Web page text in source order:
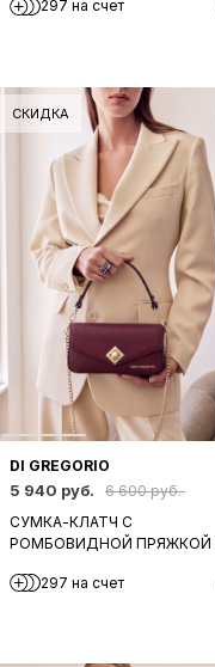
СЕРЕБРИСТОМ ЦВЕТЕ
297 на счет
СКИДКА
DI GREGORIO
5 940 руб.
6 600 руб.
СУМКА-КЛАТЧ С
РОМБОВИДНОЙ ПРЯЖКОЙ
ЦВЕТЕ297 на счет